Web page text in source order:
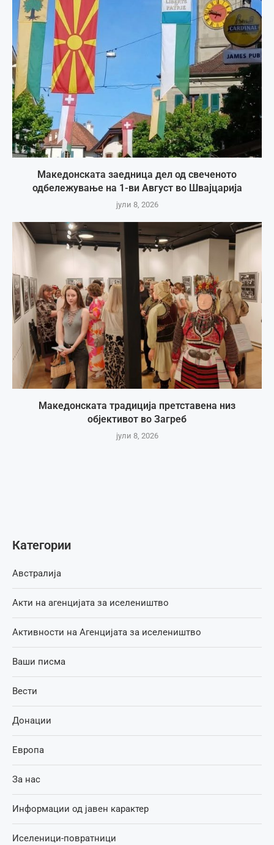
Македонската заедница дел од свеченото
одбележување на 1-ви Август во Швајцарија
јули 8, 2026
Македонската традиција претставена низ
објективот во Загреб
јули 8, 2026
Категории
Австралија
Акти на агенцијата за иселеништво
Активности на Агенцијата за иселеништво
Ваши писма
Вести
Донации
Европа
За нас
Информации од јавен карактер
Иселеници-повратници